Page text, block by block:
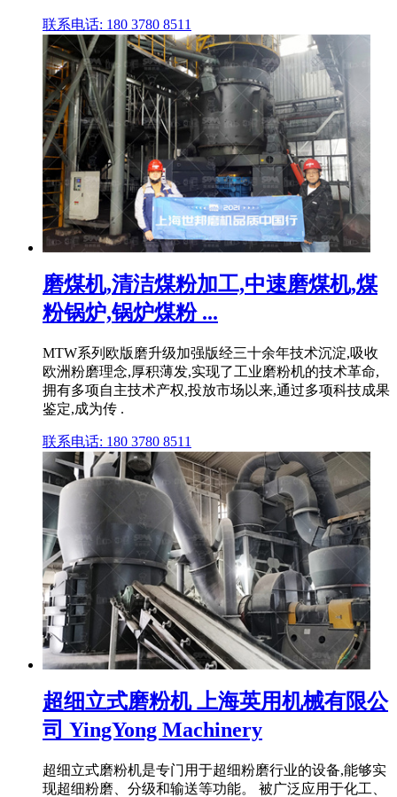
联系电话: 180 3780 8511
磨煤机,清洁煤粉加工,中速磨煤机,煤
粉锅炉,锅炉煤粉 ...
MTW系列欧版磨升级加强版经三十余年技术沉淀,吸收
欧洲粉磨理念,厚积薄发,实现了工业磨粉机的技术革命,
拥有多项自主技术产权,投放市场以来,通过多项科技成果
鉴定,成为传 .
联系电话: 180 3780 8511
超细立式磨粉机 上海英用机械有限公
司 YingYong Machinery
超细立式磨粉机是专门用于超细粉磨行业的设备,能够实
现超细粉磨、分级和输送等功能。 被广泛应用于化工、